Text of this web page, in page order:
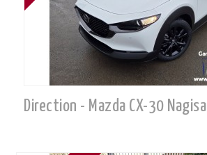
Direction - Mazda CX-30 Nagisa